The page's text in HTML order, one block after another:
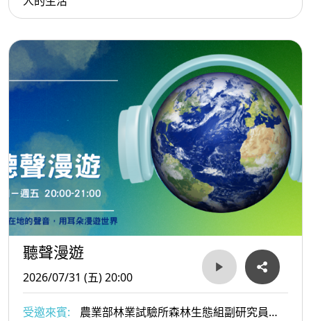
聽聲漫遊
2026/07/31 (五) 20:00
受邀來賓:
農業部林業試驗所森林生態組副研究員、